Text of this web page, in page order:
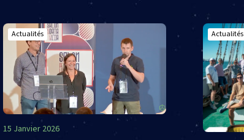
Actualités
15 Janvier 2026
Actualités